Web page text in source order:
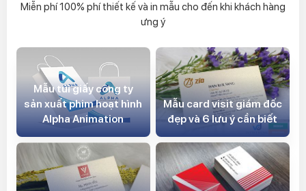
Miễn phí 100% phí thiết kế và in mẫu cho đến khi khách hàng
ưng ý
Mẫu túi giấy công ty
sản xuất phim hoạt hình
Alpha Animation
Mẫu card visit giám đốc
đẹp và 6 lưu ý cần biết